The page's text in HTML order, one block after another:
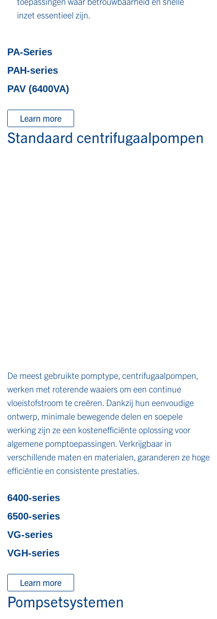
inzet essentieel zijn.
PA-Series
PAH-series
PAV (6400VA)
Learn more
Standaard centrifugaalpompen
De meest gebruikte pomptype, centrifugaalpompen,
werken met roterende waaiers om een continue
vloeistofstroom te creëren. Dankzij hun eenvoudige
ontwerp, minimale bewegende delen en soepele
werking zijn ze een kostenefficiënte oplossing voor
algemene pomptoepassingen. Verkrijgbaar in
verschillende maten en materialen, garanderen ze hoge
efficiëntie en consistente prestaties.
6400-series
6500-series
VG-series
VGH-series
Learn more
Pompsetsystemen